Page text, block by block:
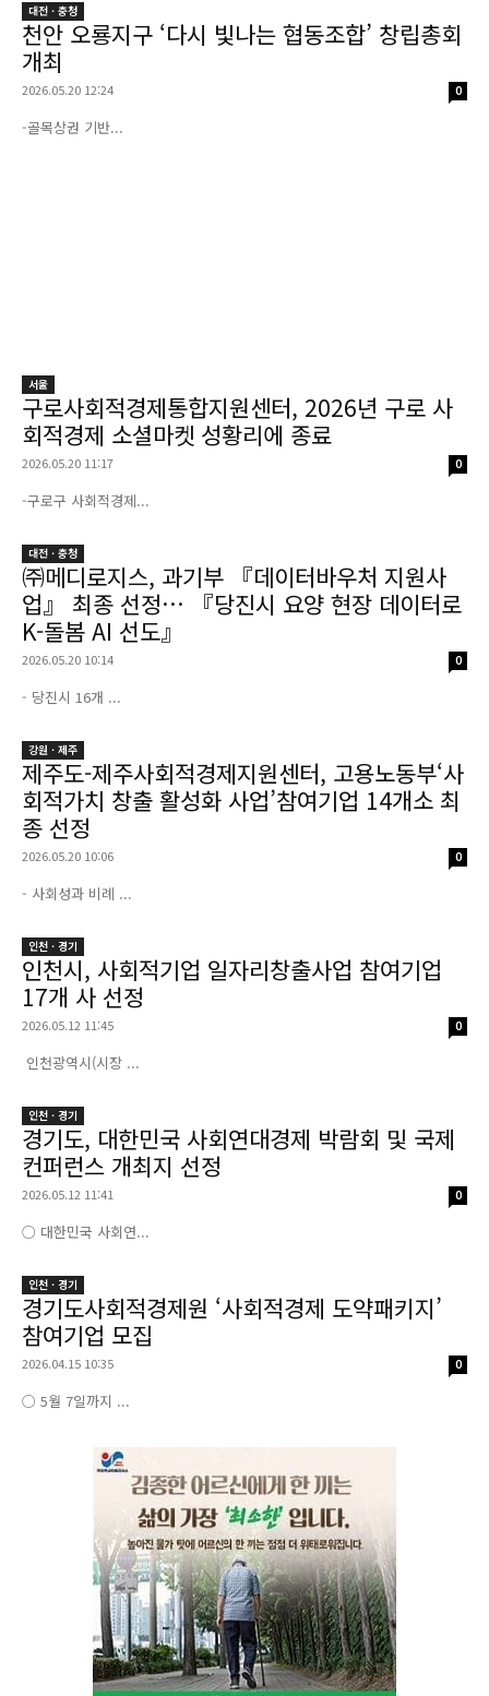
대전 · 충청
천안 오룡지구 ‘다시 빛나는 협동조합’ 창립총회
개최
2026.05.20 12:24 0
-골목상권 기반...
서울
구로사회적경제통합지원센터, 2026년 구로 사
회적경제 소셜마켓 성황리에 종료
2026.05.20 11:17 0
-구로구 사회적경제...
대전 · 충청
㈜메디로지스, 과기부 『데이터바우처 지원사
업』 최종 선정… 『당진시 요양 현장 데이터로
K-돌봄 AI 선도』
2026.05.20 10:14 0
- 당진시 16개 ...
강원 · 제주
제주도-제주사회적경제지원센터, 고용노동부‘사
회적가치 창출 활성화 사업’참여기업 14개소 최
종 선정
2026.05.20 10:06 0
- 사회성과 비례 ...
인천 · 경기
인천시, 사회적기업 일자리창출사업 참여기업
17개 사 선정
2026.05.12 11:45 0
인천광역시(시장 ...
인천 · 경기
경기도, 대한민국 사회연대경제 박람회 및 국제
컨퍼런스 개최지 선정
2026.05.12 11:41 0
○ 대한민국 사회연...
인천 · 경기
경기도사회적경제원 ‘사회적경제 도약패키지’
참여기업 모집
2026.04.15 10:35 0
○ 5월 7일까지 ...